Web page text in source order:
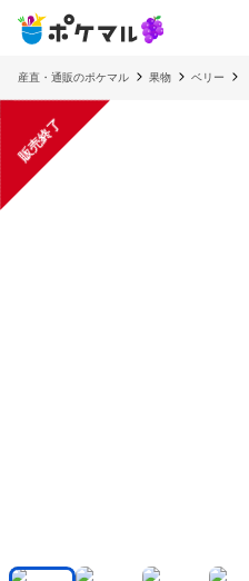
産直・通販のポケマル 果物 ベリー
販売終了